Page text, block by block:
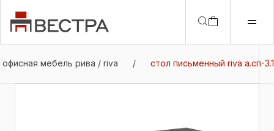
офисная мебель рива / riva / стол письменный riva а.сп-3.1